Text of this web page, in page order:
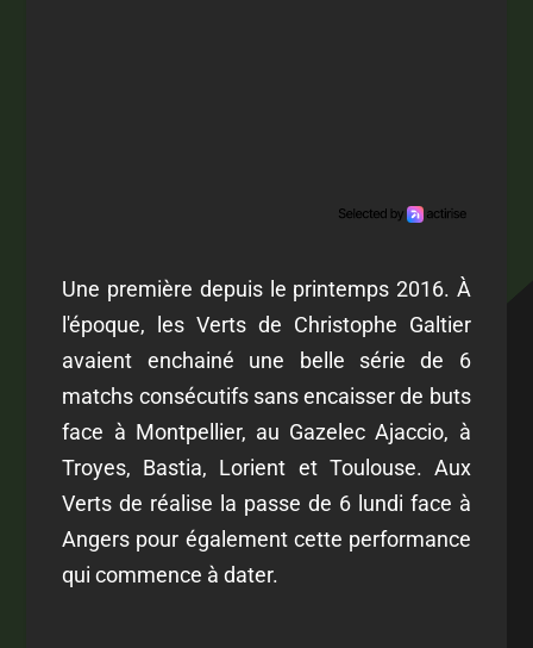
Une première depuis le printemps 2016. À
l'époque, les Verts de Christophe Galtier
avaient enchainé une belle série de 6
matchs consécutifs sans encaisser de buts
face à Montpellier, au Gazelec Ajaccio, à
Troyes, Bastia, Lorient et Toulouse. Aux
Verts de réalise la passe de 6 lundi face à
Angers pour également cette performance
qui commence à dater.